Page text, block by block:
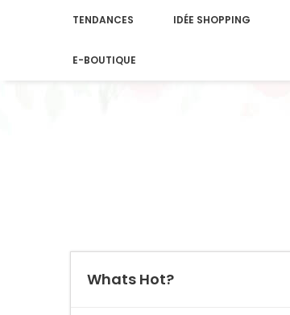
TENDANCES IDÉE SHOPPING
E-BOUTIQUE
Whats Hot?